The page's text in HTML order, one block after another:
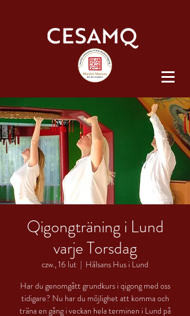
Qigongträning i Lund
varje Torsdag
czw., 16 lut
  |
Hälsans Hus i Lund
Har du genomgått grundkurs i qigong med oss
tidigare? Nu har du möjlighet att komma och
träna en gång i veckan hela terminen i Lund på